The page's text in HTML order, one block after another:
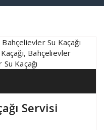
Servisi